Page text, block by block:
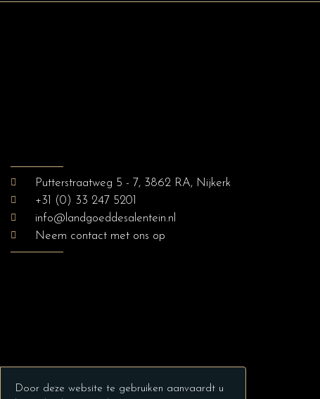
Putterstraatweg 5 - 7, 3862 RA, Nijkerk
+31 (0) 33 247 5201
info@landgoeddesalentein.nl
Neem contact met ons op
Door deze website te gebruiken aanvaardt u